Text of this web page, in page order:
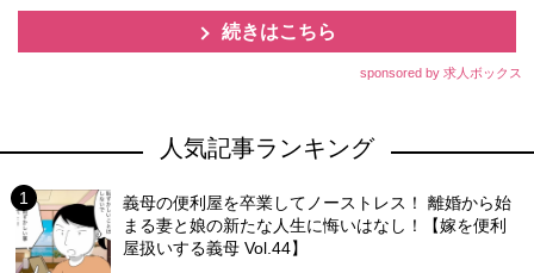
続きはこちら
sponsored by 求人ボックス
人気記事ランキング
義母の便利屋を卒業してノーストレス！ 離婚から始
まる妻と娘の新たな人生に悔いはなし！【嫁を便利
屋扱いする義母 Vol.44】